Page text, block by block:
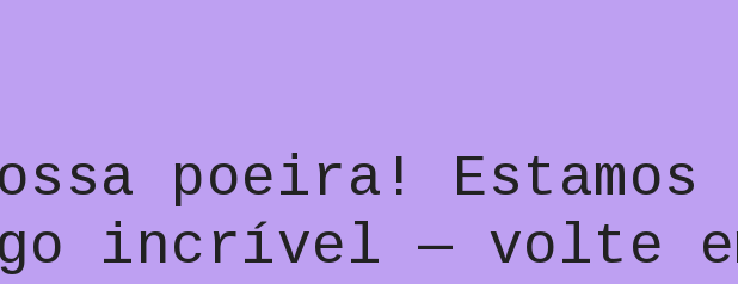
poeira! Estamos
incrível — volte